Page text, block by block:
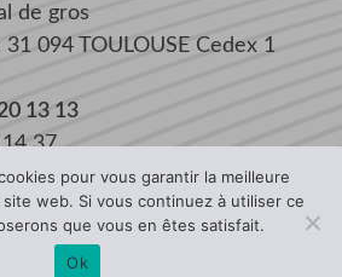
de gros
094 TOULOUSE Cedex 1
13 13
37
Alu
pour vous garantir la meilleure
web. Si vous continuez à utiliser ce
que vous en êtes satisfait.
Ok